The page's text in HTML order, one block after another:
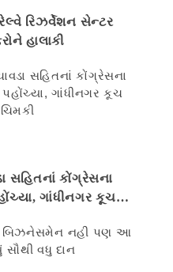
રિઝર્વેશન સેન્ટર
હાલાકી
સહિતનાં કોંગ્રેસના
ગાંધીનગર કૂચ